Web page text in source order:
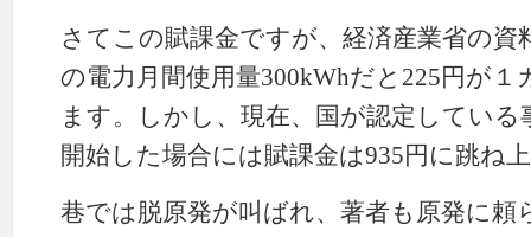
さてこの賦課金ですが、経済産業省の資
の電力月間使用量300kWhだと225円が
ます。しかし、現在、国が認定している
開始した場合には賦課金は935円に跳ね
巷では脱原発が叫ばれ、著者も原発に